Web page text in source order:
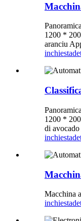
1200 *
aranciu
inchiesta
1200 *
di
inchiesta
Macchina
inchiesta